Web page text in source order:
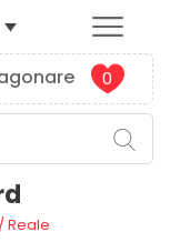
0
/Reale